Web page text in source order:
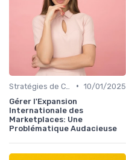
• 10/01/2025
Gérer l'Expansion
Internationale des
Marketplaces: Une
Problématique Audacieuse